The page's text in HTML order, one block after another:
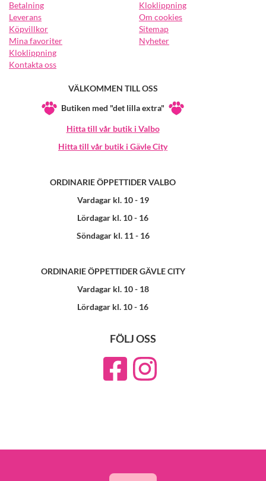
Betalning
Leverans
Köpvillkor
Mina favoriter
Kloklippning
Kontakta oss
Kloklippning
Om cookies
Sitemap
Nyheter
VÄLKOMMEN TILL OSS
Butiken med "det lilla extra"
Hitta till vår butik i Valbo
Hitta till vår butik i Gävle City
ORDINARIE ÖPPETTIDER VALBO
Vardagar kl. 10 - 19
Lördagar kl. 10 - 16
Söndagar kl. 11 - 16
ORDINARIE ÖPPETTIDER GÄVLE CITY
Vardagar kl. 10 - 18
Lördagar kl. 10 - 16
FÖLJ OSS